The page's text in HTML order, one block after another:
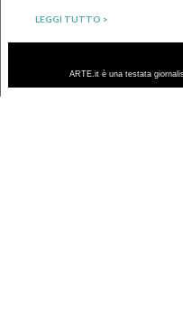
LEGGI TUTTO >
ARTE.it è una testata